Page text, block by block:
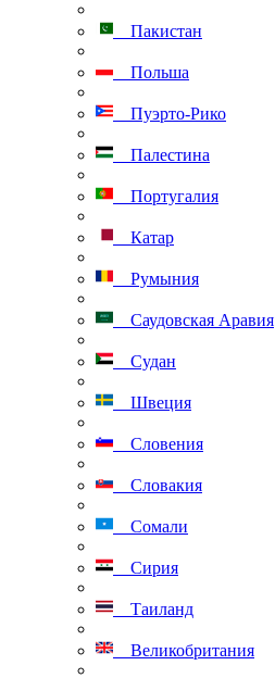
Пакистан
Польша
Пуэрто-Рико
Палестина
Португалия
Катар
Румыния
Саудовская Аравия
Судан
Швеция
Словения
Словакия
Сомали
Сирия
Таиланд
Великобритания